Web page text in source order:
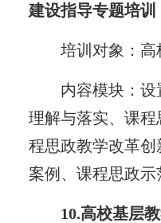
建设指导专题培训
培训对象：高
内容模块：
理解与落实、课
程思政教学改革
案例、课程思政示
10.高校基层